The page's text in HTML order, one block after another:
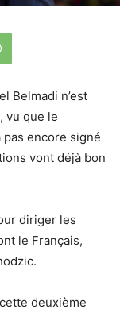
Belmadi n’est
vu que le
encore signé
vont déjà bon
diriger les
le Français,
deuxième